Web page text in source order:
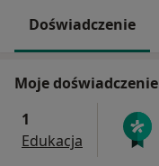
Doświadczenie
Moje doświadczenie
1
Edukacja